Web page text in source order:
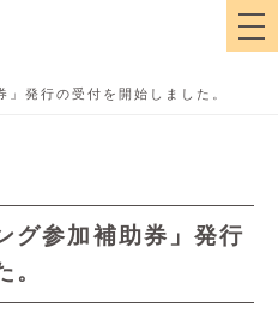
」発行の受付を開始しました。
グ参加補助券」発行
。